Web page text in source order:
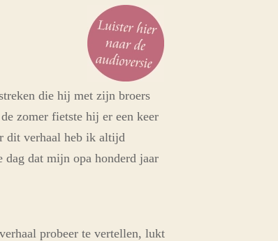
die hij met zijn broers
zomer fietste hij er een keer
dit verhaal heb ik altijd
dat mijn opa honderd jaar
probeer te vertellen, lukt